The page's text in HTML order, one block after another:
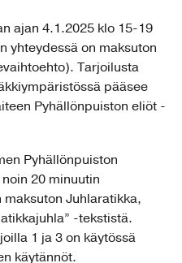
ajan 4.1.2025 klo 15-19
yhteydessä on maksuton
Tarjoilusta
pääsee
Pyhällönpuiston eliöt -
Pyhällönpuiston
20 minuutin
Juhlaratikka,
-tekstistä.
1 ja 3 on käytössä
käytännöt.